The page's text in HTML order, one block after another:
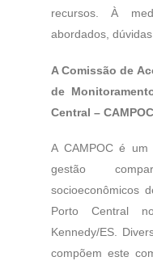
recursos. À
abordados,
A Comissão de
de
Central – CAMPOC
A CAMPOC é
gestão
socioeconômicos
Porto Central
Kennedy/ES.
compõem este